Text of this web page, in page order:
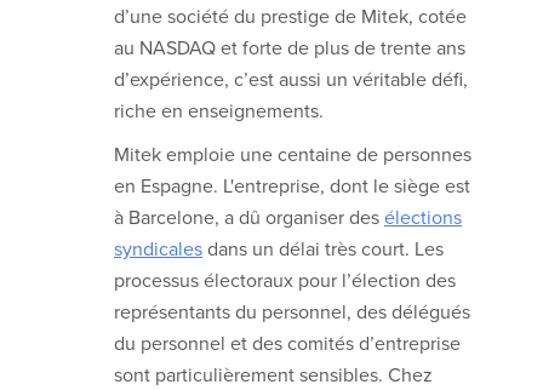
d’une société du prestige de Mitek, cotée
au NASDAQ et forte de plus de trente ans
d’expérience, c’est aussi un véritable défi,
riche en enseignements.
Mitek emploie une centaine de personnes
en Espagne. L'entreprise, dont le siège est
à Barcelone, a dû organiser desélections
syndicalesdans un délai très court. Les
processus électoraux pour l’élection des
représentants du personnel, des délégués
du personnel et des comités d’entreprise
sont particulièrement sensibles. Chez